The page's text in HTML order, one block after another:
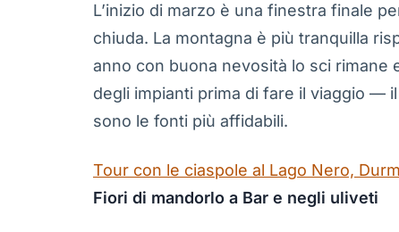
L’inizio di marzo è una finestra finale
chiuda. La montagna è più tranquilla
anno con buona nevosità lo sci
degli impianti prima di fare il viaggio —
sono le fonti più affidabili.
Tour con le ciaspole al Lago Nero,
Fiori di mandorlo a Bar e negli uliveti